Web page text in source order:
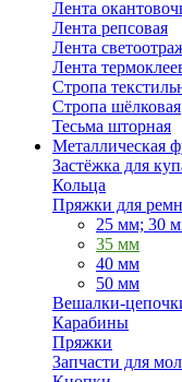
Лента
Лента репсовая
Лента
Лента
Стропа
Стропа шёлковая
Тесьма шторная
Металлическая
Застёжка для
Кольца
Пряжки для
25 мм; 30
35 мм
40 мм
50 мм
Вешалки-
Карабины
Пряжки
Запчасти для